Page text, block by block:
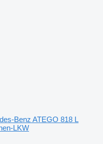
Benz ATEGO 818 L
LKW